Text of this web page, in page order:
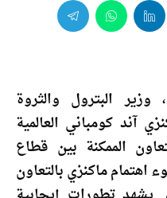
البترول والثروة
آند كومباني العالمية
الممكنة بين قطاع
اهتمام ماكنزي بالتعاون